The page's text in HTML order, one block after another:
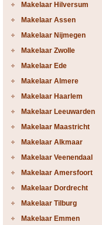
Makelaar Hilversum
Makelaar Assen
Makelaar Nijmegen
Makelaar Zwolle
Makelaar Ede
Makelaar Almere
Makelaar Haarlem
Makelaar Leeuwarden
Makelaar Maastricht
Makelaar Alkmaar
Makelaar Veenendaal
Makelaar Amersfoort
Makelaar Dordrecht
Makelaar Tilburg
Makelaar Emmen